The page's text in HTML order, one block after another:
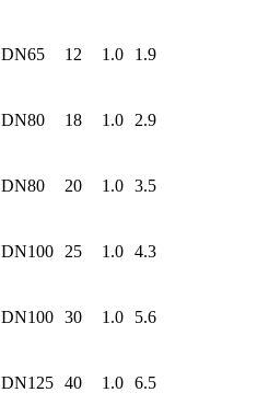
DN65 12 1.0 1.9
DN80 18 1.0 2.9
DN80 20 1.0 3.5
DN100 25 1.0 4.3
DN100 30 1.0 5.6
DN125 40 1.0 6.5